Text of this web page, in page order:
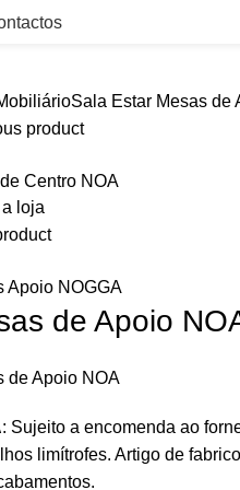
Sala Estar Mesas de
product
Centro NOA
loja
Apoio NOGGA
de Apoio
de Apoio NOA
: Sujeito a encomenda ao
limítrofes. Artigo de